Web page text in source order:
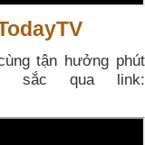
tận hưởng phút
sắc qua link: